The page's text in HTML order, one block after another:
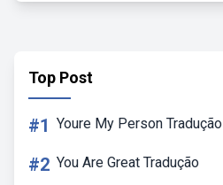
Top Post
#1 Youre My Person Tradução
#2 You Are Great Tradução